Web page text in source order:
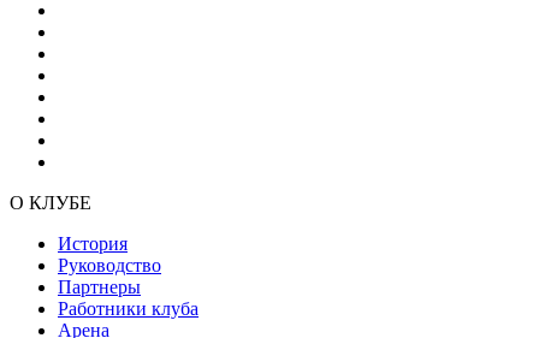
О КЛУБЕ
История
Руководство
Партнеры
Работники клуба
Арена